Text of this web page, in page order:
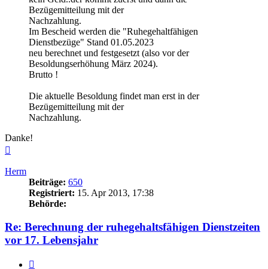
Bezügemitteilung mit der
Nachzahlung.
Im Bescheid werden die "Ruhegehaltfähigen
Dienstbezüge" Stand 01.05.2023
neu berechnet und festgesetzt (also vor der
Besoldungserhöhung März 2024).
Brutto !
Die aktuelle Besoldung findet man erst in der
Bezügemitteilung mit der
Nachzahlung.
Danke!
Herm
Beiträge: 650
Registriert: 15. Apr 2013, 17:38
Behörde:
Re: Berechnung der ruhegehaltsfähigen Dienstzeiten
vor 17. Lebensjahr